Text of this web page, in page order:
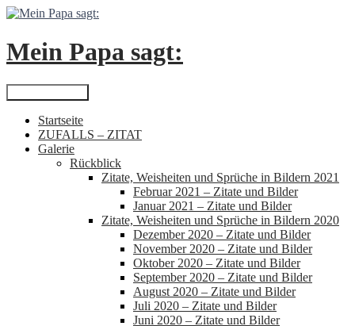
Zum
springen
Mein Papa sagt:
Suchen
Startseite
ZUFALLS – ZITAT
Galerie
Rückblick
Zitate, Weisheiten und Sprüche in Bildern 2021
Februar 2021 – Zitate und Bilder
Januar 2021 – Zitate und Bilder
Zitate, Weisheiten und Sprüche in Bildern 2020
Dezember 2020 – Zitate und Bilder
November 2020 – Zitate und Bilder
Oktober 2020 – Zitate und Bilder
September 2020 – Zitate und Bilder
August 2020 – Zitate und Bilder
Juli 2020 – Zitate und Bilder
Juni 2020 – Zitate und Bilder